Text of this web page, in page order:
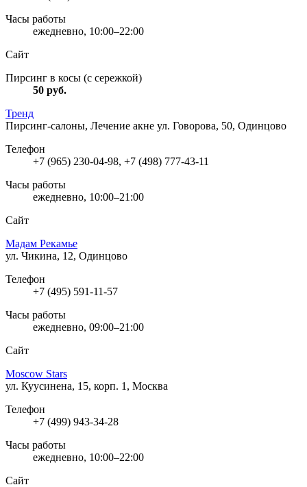
Часы работы
ежедневно, 10:00–22:00
Сайт
Пирсинг в косы (с сережкой)
50 руб.
Тренд
Пирсинг-салоны, Лечение акне ул. Говорова, 50, Одинцово
Телефон
+7 (965) 230-04-98, +7 (498) 777-43-11
Часы работы
ежедневно, 10:00–21:00
Сайт
Мадам Рекамье
ул. Чикина, 12, Одинцово
Телефон
+7 (495) 591-11-57
Часы работы
ежедневно, 09:00–21:00
Сайт
Moscow Stars
ул. Куусинена, 15, корп. 1, Москва
Телефон
+7 (499) 943-34-28
Часы работы
ежедневно, 10:00–22:00
Сайт